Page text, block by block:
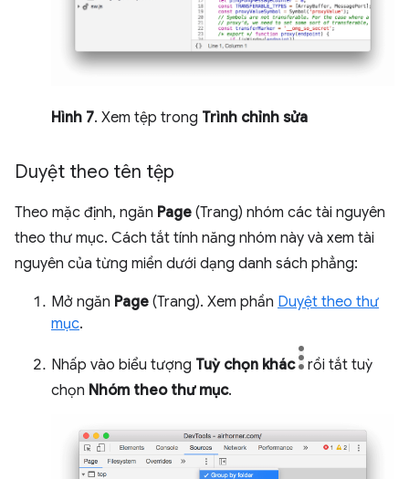
Hình 7. Xem tệp trong Trình chỉnh sửa
Duyệt theo tên tệp
Theo mặc định, ngăn Page (Trang) nhóm các tài nguyên
theo thư mục. Cách tắt tính năng nhóm này và xem tài
nguyên của từng miền dưới dạng danh sách phẳng:
Mở ngăn Page (Trang). Xem phần Duyệt theo thư
mục.
Nhấp vào biểu tượng Tuỳ chọn khác
rồi tắt tuỳ
chọn Nhóm theo thư mục.